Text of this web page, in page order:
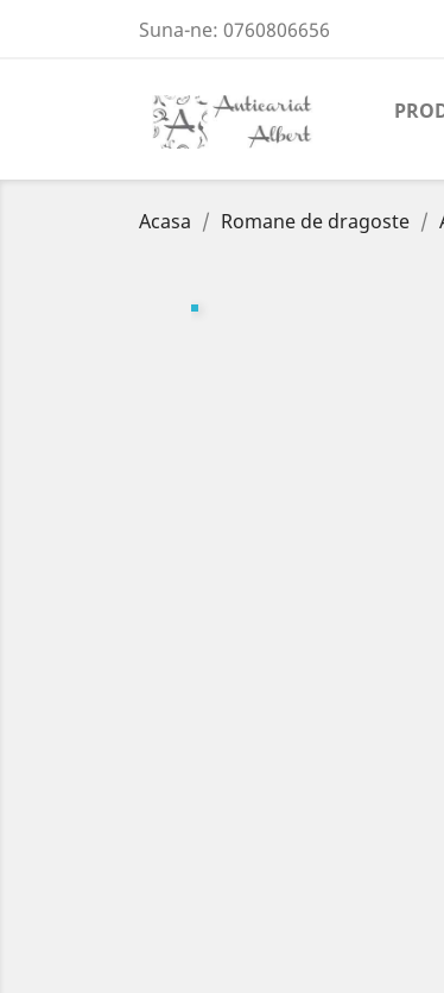
Suna-ne: 0760806656
Acasa Romane de dragoste